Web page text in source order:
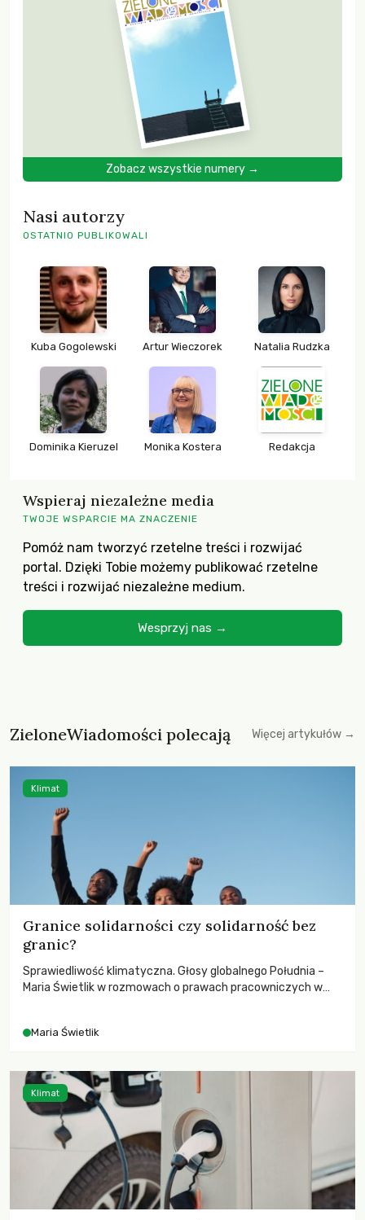
Zobacz wszystkie numery →
Nasi autorzy
OSTATNIO PUBLIKOWALI
Kuba Gogolewski Artur Wieczorek Natalia Rudzka
Dominika Kieruzel Monika Kostera Redakcja
Wspieraj niezależne media
TWOJE WSPARCIE MA ZNACZENIE
Pomóż nam tworzyć rzetelne treści i rozwijać
portal. Dzięki Tobie możemy publikować rzetelne
treści i rozwijać niezależne medium.
Wesprzyj nas →
ZieloneWiadomości polecają Więcej artykułów →
Granice solidarności czy solidarność bez
granic?
Sprawiedliwość klimatyczna. Głosy globalnego Południa –
Maria Świetlik w rozmowach o prawach pracowniczych w
Maria Świetlik
Klimat
Klimat